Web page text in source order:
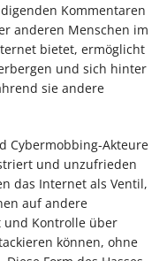
Kommentaren
anderen Menschen im
bietet, ermöglicht
und sich hinter
sie andere
Cybermobbing-Akteure
und unzufrieden
das Internet als Ventil,
auf andere
und Kontrolle über
können, ohne